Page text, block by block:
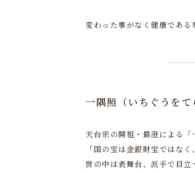
変わった事がなく健康である
一隅照（いちぐうをて
天台宗の開祖・最澄による「
「国の宝は金銀財宝ではな
世の中は表舞台、派手で目立